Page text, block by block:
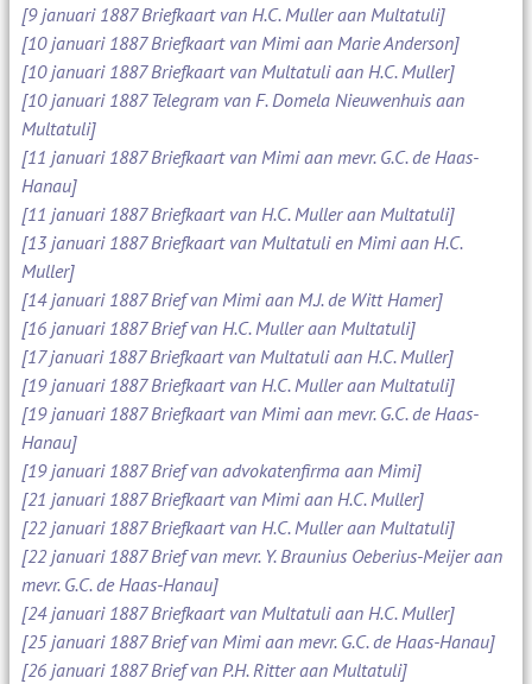
[9 januari 1887 Briefkaart van H.C. Muller aan Multatuli]
[10 januari 1887 Briefkaart van Mimi aan Marie Anderson]
[10 januari 1887 Briefkaart van Multatuli aan H.C. Muller]
[10 januari 1887 Telegram van F. Domela Nieuwenhuis aan
Multatuli]
[11 januari 1887 Briefkaart van Mimi aan mevr. G.C. de Haas-
Hanau]
[11 januari 1887 Briefkaart van H.C. Muller aan Multatuli]
[13 januari 1887 Briefkaart van Multatuli en Mimi aan H.C.
Muller]
[14 januari 1887 Brief van Mimi aan M.J. de Witt Hamer]
[16 januari 1887 Brief van H.C. Muller aan Multatuli]
[17 januari 1887 Briefkaart van Multatuli aan H.C. Muller]
[19 januari 1887 Briefkaart van H.C. Muller aan Multatuli]
[19 januari 1887 Briefkaart van Mimi aan mevr. G.C. de Haas-
Hanau]
[19 januari 1887 Brief van advokatenfirma aan Mimi]
[21 januari 1887 Briefkaart van Mimi aan H.C. Muller]
[22 januari 1887 Briefkaart van H.C. Muller aan Multatuli]
[22 januari 1887 Brief van mevr. Y. Braunius Oeberius-Meijer aan
mevr. G.C. de Haas-Hanau]
[24 januari 1887 Briefkaart van Multatuli aan H.C. Muller]
[25 januari 1887 Brief van Mimi aan mevr. G.C. de Haas-Hanau]
[26 januari 1887 Brief van P.H. Ritter aan Multatuli]